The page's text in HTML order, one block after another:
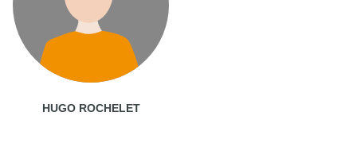
HUGO ROCHELET